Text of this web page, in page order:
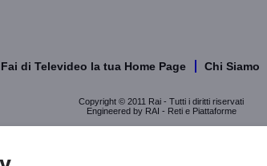
Fai di Televideo la tua Home Page Chi Siamo
Copyright © 2011 Rai - Tutti i diritti riservati
Engineered by RAI - Reti e Piattaforme